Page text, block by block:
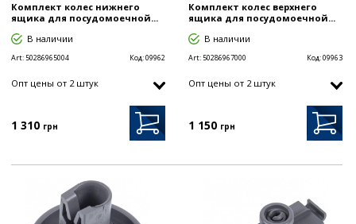
Комплект колес нижнего
ящика для посудомоечной...
В наличии
Art:50286965004 Код:09962
Опт цены от 2 штук
1 310 грн
Комплект колес верхнего
ящика для посудомоечной...
В наличии
Art:50286967000 Код:09963
Опт цены от 2 штук
1 150 грн